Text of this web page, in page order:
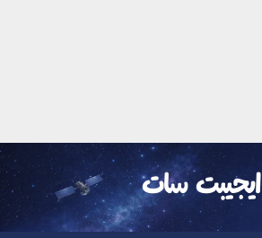
ايجيبت سات